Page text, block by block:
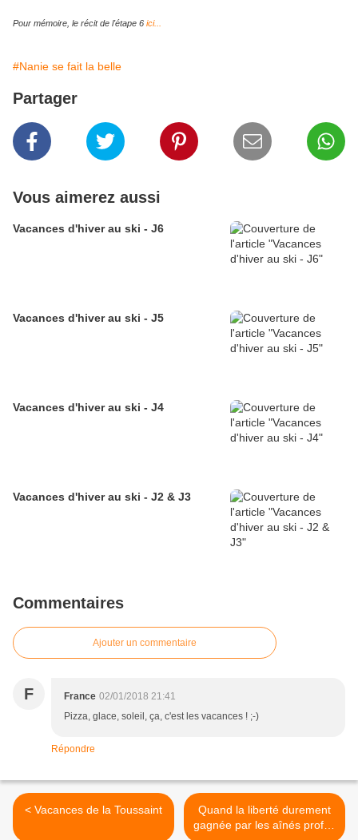
Pour mémoire, le récit de l'étape 6 ici...
#Nanie se fait la belle
Partager
Vous aimerez aussi
Vacances d'hiver au ski - J6
Vacances d'hiver au ski - J5
Vacances d'hiver au ski - J4
Vacances d'hiver au ski - J2 & J3
Commentaires
Ajouter un commentaire
F France 02/01/2018 21:41
Pizza, glace, soleil, ça, c'est les vacances ! ;-)
Répondre
< Vacances de la Toussaint
Quand la liberté durement
gagnée par les aînés profite